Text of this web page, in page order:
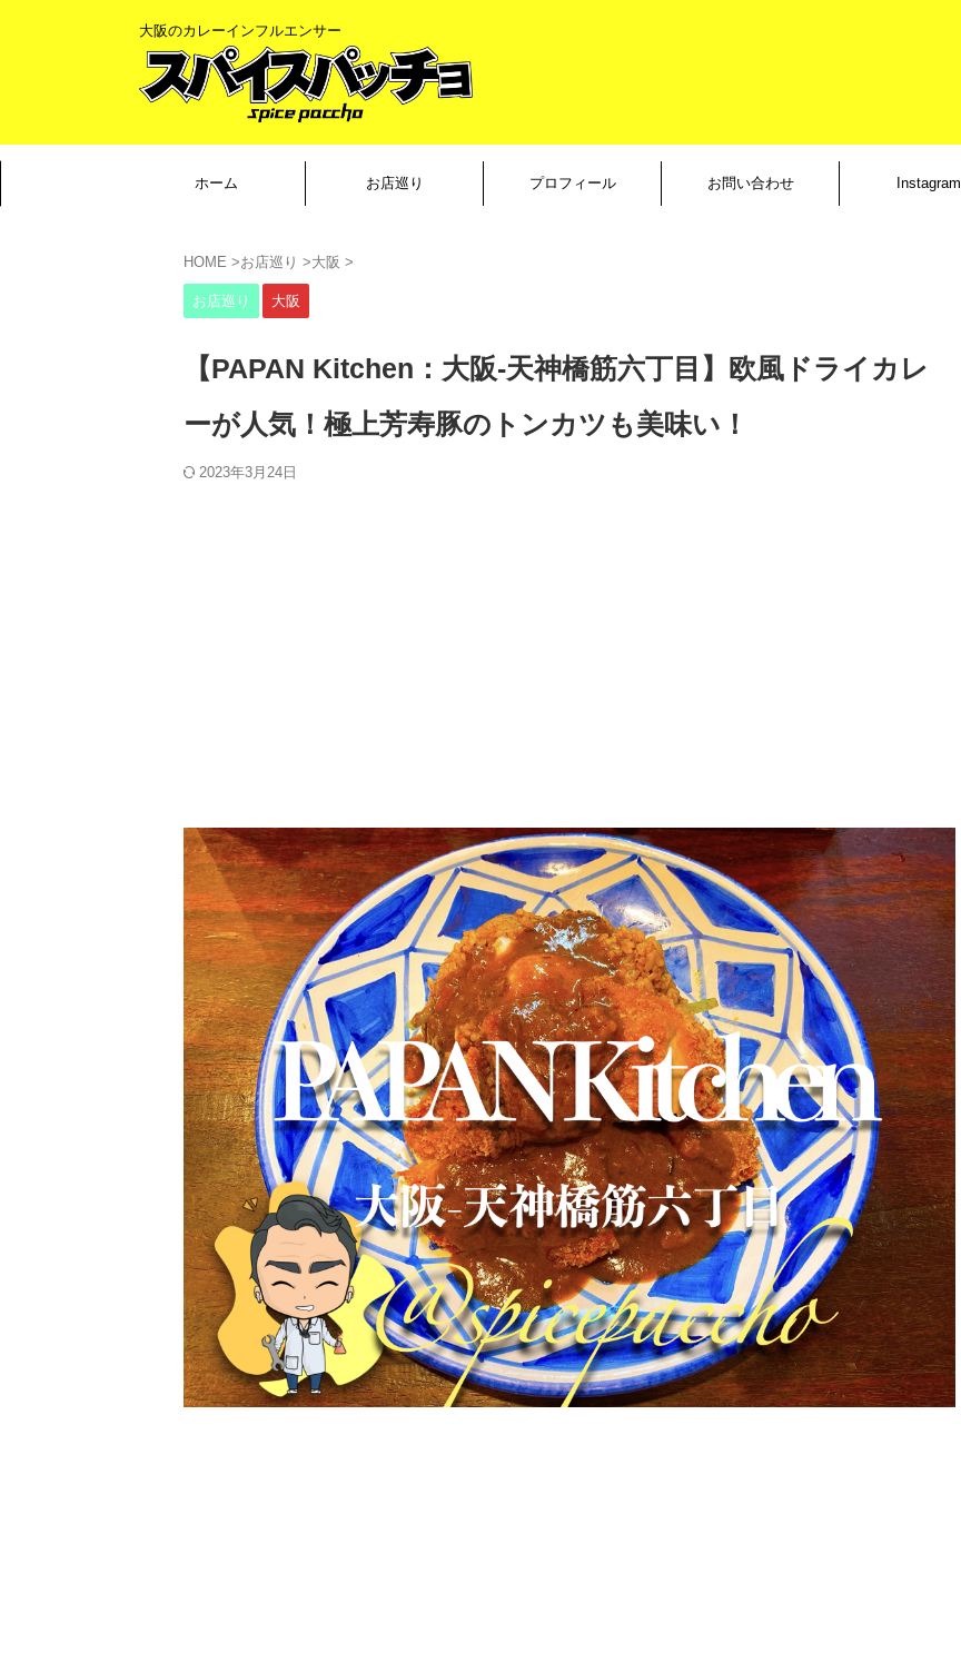
大阪のカレーインフルエンサー
ホーム お店巡り プロフィール お問い合わせ Instagram
HOME >お店巡り >大阪 >
お店巡り 大阪
【PAPAN Kitchen：大阪-天神橋筋六丁目】欧風ドライカレ
ーが人気！極上芳寿豚のトンカツも美味い！
2023年3月24日